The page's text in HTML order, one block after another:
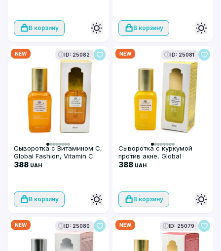
В корзину В корзину
NEW ID: 25082
Сыворотка с Витамином С,
Global Fashion, Vitamin C
Serum, 50ml
388 UAH
В корзину
NEW ID: 25081
Сыворотка с куркумой
против акне, Global
Fashion, Turmeric Serum
388 UAH
В корзину
NEW ID: 25080 NEW ID: 25079